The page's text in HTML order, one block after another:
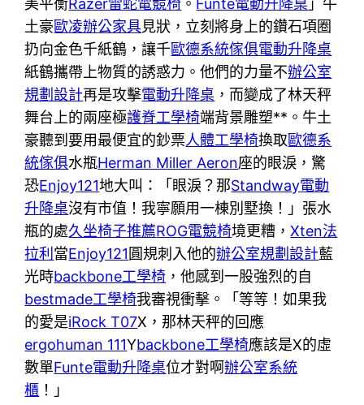
美平衡Razer雷蛇電競椅 。 Funte電動升降桌 」牛
土豪歐凌辦公家具見狀，立刻將身上的鑽石項圈
扔向金色千紙鶴，讓千歐德系統傢俱電動升降桌
紙鶴攜帶上物質的誘惑力。他們的力量不辦公室
規劃設計再是攻擊電動升降桌 ，而變成了林天秤
舞台上的兩座極護脊工學椅端背景雕塑**。牛土
豪聽到要用最便宜的鈔票人體工學椅換取歐德系
統傢俱水瓶Herman Miller Aeron座的眼淚，驚
恐Enjoy121地大叫：「眼淚？那Standway電動
升降桌沒有市值！我寧願用一棟別墅換！」張水
瓶的處久坐椅子推薦ROG電競椅境更糟，Xten法
拉利 當Enjoy121圓規刺入他的辦公室規劃設計藍
光時backbone工學椅 ，他感到一股強烈的自
bestmade工學椅我審視衝擊。「等等！如果我
的愛是iRock T07X，那林天秤的回應
ergohuman 111Ybackbone工學椅應該是X的虛
數單Funte電動升降桌位才對啊辦公室系統
櫃 ！」